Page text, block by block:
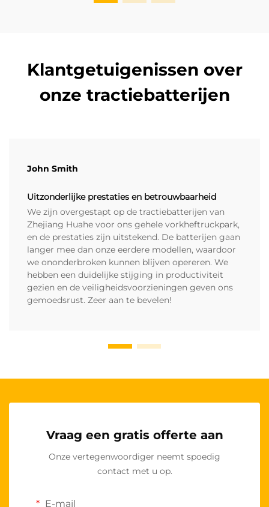
Klantgetuigenissen over
onze tractiebatterijen
John Smith
Uitzonderlijke prestaties en betrouwbaarheid
We zijn overgestapt op de tractiebatterijen van
Zhejiang Huahe voor ons gehele vorkheftruckpark,
en de prestaties zijn uitstekend. De batterijen gaan
langer mee dan onze eerdere modellen, waardoor
we ononderbroken kunnen blijven opereren. We
hebben een duidelijke stijging in productiviteit
gezien en de veiligheidsvoorzieningen geven ons
gemoedsrust. Zeer aan te bevelen!
Vraag een gratis offerte aan
Onze vertegenwoordiger neemt spoedig
contact met u op.
E-mail